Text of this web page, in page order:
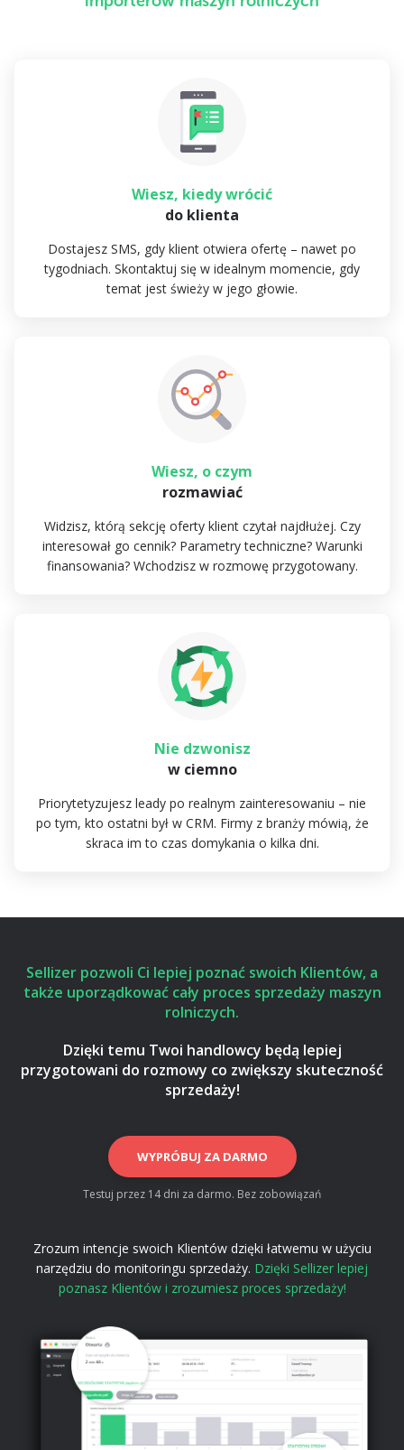
Wiesz, kiedy wrócić
do klienta
Dostajesz SMS, gdy klient otwiera ofertę – nawet po
tygodniach. Skontaktuj się w idealnym momencie, gdy
temat jest świeży w jego głowie.
Wiesz, o czym
rozmawiać
Widzisz, którą sekcję oferty klient czytał najdłużej. Czy
interesował go cennik? Parametry techniczne? Warunki
finansowania? Wchodzisz w rozmowę przygotowany.
Nie dzwonisz
w ciemno
Priorytetyzujesz leady po realnym zainteresowaniu – nie
po tym, kto ostatni był w CRM. Firmy z branży mówią, że
skraca im to czas domykania o kilka dni.
Sellizer pozwoli Ci lepiej poznać swoich Klientów, a
także uporządkować cały proces sprzedaży maszyn
rolniczych.
Dzięki temu Twoi handlowcy będą lepiej
przygotowani do rozmowy co zwiększy skuteczność
sprzedaży!
WYPRÓBUJ ZA DARMO
Testuj przez 14 dni za darmo. Bez zobowiązań
Zrozum intencje swoich Klientów dzięki łatwemu w użyciu
narzędziu do monitoringu sprzedaży. Dzięki Sellizer lepiej
poznasz Klientów i zrozumiesz proces sprzedaży!